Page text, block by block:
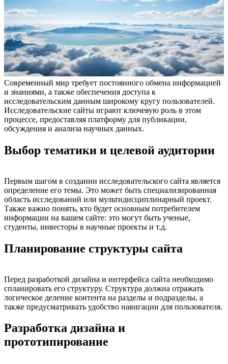
Современный мир требует постоянного обмена информацией
и знаниями, а также обеспечения доступа к
исследовательским данным широкому кругу пользователей.
Исследовательские сайты играют ключевую роль в этом
процессе, предоставляя платформу для публикации,
обсуждения и анализа научных данных.
Выбор тематики и целевой аудитории
Первым шагом в создании исследовательского сайта является
определение его темы. Это может быть специализированная
область исследований или мультидисциплинарный проект.
Также важно понять, кто будет основным потребителем
информации на вашем сайте: это могут быть ученые,
студенты, инвесторы в научные проекты и т.д.
Планирование структуры сайта
Перед разработкой дизайна и интерфейса сайта необходимо
спланировать его структуру. Структура должна отражать
логическое деление контента на разделы и подразделы, а
также предусматривать удобство навигации для пользователя.
Разработка дизайна и
прототипирование